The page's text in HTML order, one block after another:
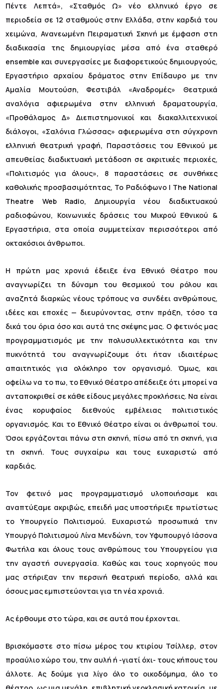
Πέντε Λεπτά», «Σταθμός Ω» νέο ελληνικό έργο σε
περιοδεία σε 12 σταθμούς στην Ελλάδα, στην καρδιά του
χειμώνα, Ανανεωμένη Πειραματική Σκηνή με έμφαση στη
διαδικασία της δημιουργίας μέσα από ένα σταθερό
ensemble και συνεργασίες με διαφορετικούς δημιουργούς,
Εργαστήριο αρχαίου δράματος στην Επίδαυρο με την
Αμαλία Μουτούση, Φεστιβάλ «Αναδρομές» Θεατρικά
αναλόγια αφιερωμένα στην ελληνική δραματουργία,
«Προθάλαμος Δ» Διεπιστημονικοί και διακαλλιτεχνικοί
διάλογοι, «Σαλόνια Γλώσσας» αφιερωμένα στη σύγχρονη
ελληνική θεατρική γραφή, Παραστάσεις του Εθνικού με
απευθείας διαδικτυακή μετάδοση σε ακριτικές περιοχές,
«Πολιτισμός για όλους», 8 παραστάσεις σε συνθήκες
καθολικής προσβασιμότητας, Το Ραδιόφωνο | The National
Theatre Web Radio, Δημιουργία νέου διαδικτυακού
ραδιοφώνου, Κοινωνικές δράσεις του Μικρού Εθνικού &
Εργαστήρια, στα οποία συμμετείχαν περισσότεροι από
οκτακόσιοι άνθρωποι.
Η πρώτη μας χρονιά έδειξε ένα Εθνικό Θέατρο που
αναγνωρίζει τη δύναμη του θεσμικού του ρόλου και
αναζητά διαρκώς νέους τρόπους να συνδέει ανθρώπους,
ιδέες και εποχές — διευρύνοντας, στην πράξη, τόσο τα
δικά του όρια όσο και αυτά της σκέψης μας. Ο φετινός μας
προγραμματισμός με την πολυσυλλεκτικότητα και την
πυκνότητά του αναγνωρίζουμε ότι ήταν ιδιαιτέρως
απαιτητικός για ολόκληρο τον οργανισμό. Όμως, και
οφείλω να το πω, το Εθνικό Θέατρο απέδειξε ότι μπορεί να
ανταποκριθεί σε κάθε είδους μεγάλες προκλήσεις. Να είναι
ένας κορυφαίος διεθνούς εμβέλειας πολιτιστικός
οργανισμός. Και το Εθνικό Θέατρο είναι οι άνθρωποί του.
Όσοι εργάζονται πάνω στη σκηνή, πίσω από τη σκηνή, για
τη σκηνή. Τους συγχαίρω και τους ευχαριστώ από
καρδιάς.
Τον φετινό μας προγραμματισμό υλοποιήσαμε και
αναπτύξαμε ακριβώς, επειδή μας υποστήριξε πρωτίστως
το Υπουργείο Πολιτισμού. Ευχαριστώ προσωπικά την
Υπουργό Πολιτισμού Λίνα Μενδώνη, τον Υφυπουργό Ιάσονα
Φωτήλα και όλους τους ανθρώπους του Υπουργείου για
την αγαστή συνεργασία. Καθώς και τους χορηγούς που
μας στήριξαν την περσινή θεατρική περίοδο, αλλά και
όσους μας εμπιστεύονται για τη νέα χρονιά.
Ας έρθουμε στο τώρα, και σε αυτά που έρχονται.
Βρισκόμαστε στο πίσω μέρος του κτιρίου Τσίλλερ, στον
προαύλιο χώρο του, την αυλή ή -γιατί όχι- τους κήπους του
άλλοτε. Ας δούμε για λίγο όλο το οικοδόμημα, όλο το